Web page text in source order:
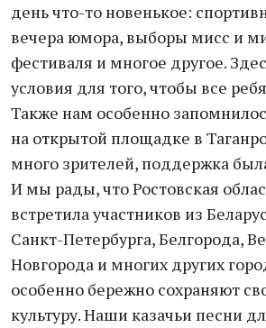
день что-то новенькое:
вечера юмора, выборы мисс и
фестиваля и многое другое.
условия для того, чтобы все
Также нам особенно
на открытой площадке в
много зрителей, поддержка
И мы рады, что Ростовская
встретила участников из
Санкт-Петербурга, Белгорода,
Новгорода и многих других
особенно бережно сохраняют
культуру. Наши казачьи песни